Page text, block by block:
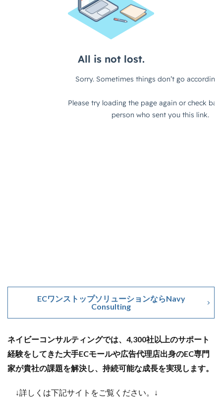
ECワンストップソリューションならNavy
Consulting
ネイビーコンサルティングでは、4,300社以上のサポート
経験をしてきた大手ECモールや広告代理店出身のEC専門
家が貴社の課題を解決し、持続可能な成長を実現します。
↓詳しくは下記サイトをご覧ください。↓